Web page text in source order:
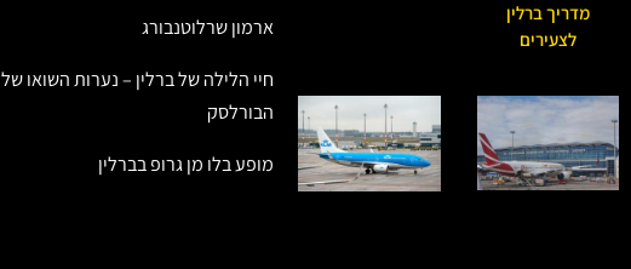
מדריך ברלין
לצעירים
ארמון שרלוטנבורג
חיי הלילה של ברלין – נערות השואו של
הבורלסק
מופע בלו מן גרופ בברלין